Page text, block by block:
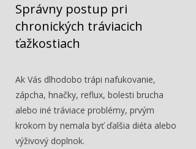
Správny postup pri
chronických tráviacich
ťažkostiach
Ak Vás dlhodobo trápi nafukovanie,
zápcha, hnačky, reflux, bolesti brucha
alebo iné tráviace problémy, prvým
krokom by nemala byť ďalšia diéta alebo
výživový doplnok.